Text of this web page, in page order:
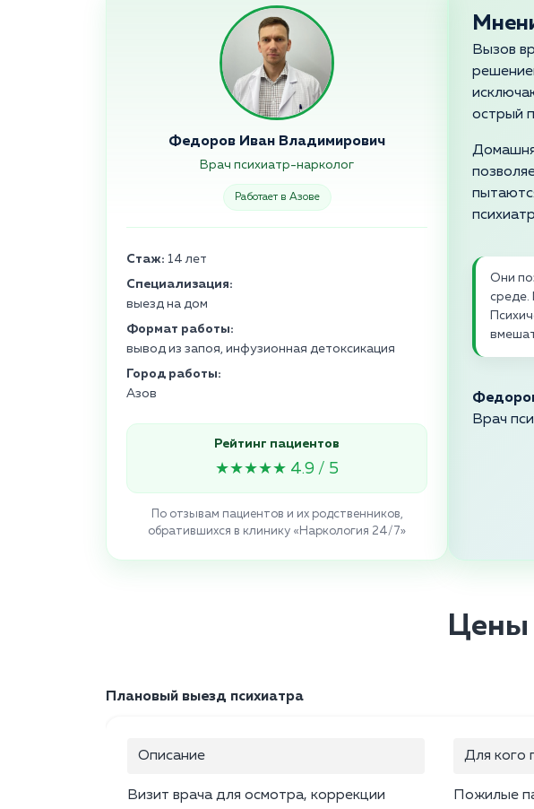
Федоров Иван Владимирович
Врач психиатр-нарколог
Работает в Азове
Стаж: 14 лет
Специализация:
выезд на дом
Формат работы:
вывод из запоя, инфузионная детоксикация
Город работы:
Азов
Рейтинг пациентов
★★★★★ 4.9 / 5
По отзывам пациентов и их родственников,
обратившихся в клинику «Наркология 24/7»
Вызов
острый
Они
среде.
Врач
Цены
Плановый выезд психиатра
Описание
Визит врача для осмотра, коррекции
Для кого
Пожилые